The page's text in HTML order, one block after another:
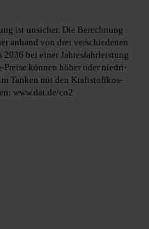
ist unsi­cher. Die Berech­nung
anhand von drei ver­schie­de­nen
bei einer Jah­res­fahr­leis­tung
-Prei­se kön­nen höher oder nied­ri­
Tan­ken mit den Kraft­stoff­kos­
www.dat.de/co2